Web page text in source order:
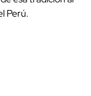
Perú.